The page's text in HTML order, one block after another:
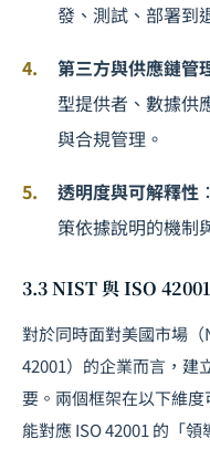
發、測試、部署到
第三方與供應鏈管
型提供者、數據供
與合規管理。
透明度與可解釋性
策依據說明的機制
3.3 NIST 與 ISO
對於同時面對美國市場（
42001）的企業而言，建
要。兩個框架在以下維度
能對應 ISO 42001 的「